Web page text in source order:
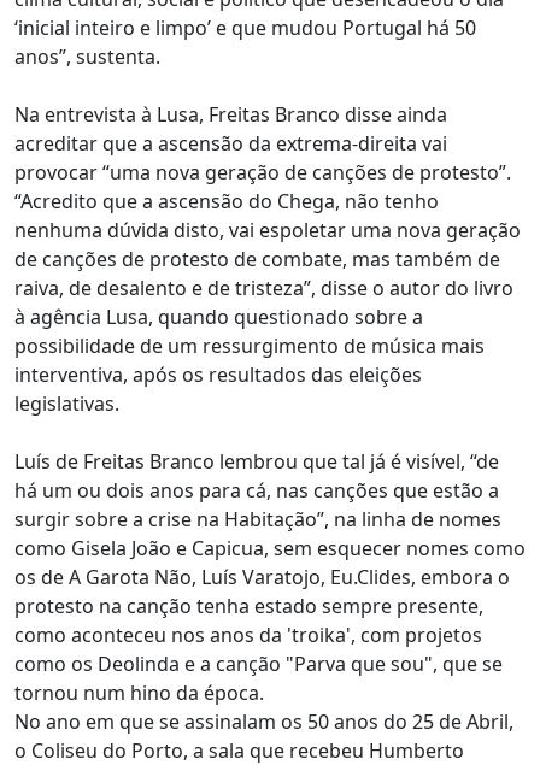
‘inicial inteiro e limpo’ e que mudou Portugal há 50
anos”, sustenta.
Na entrevista à Lusa, Freitas Branco disse ainda
acreditar que a ascensão da extrema-direita vai
provocar “uma nova geração de canções de protesto”.
“Acredito que a ascensão do Chega, não tenho
nenhuma dúvida disto, vai espoletar uma nova geração
de canções de protesto de combate, mas também de
raiva, de desalento e de tristeza”, disse o autor do livro
à agência Lusa, quando questionado sobre a
possibilidade de um ressurgimento de música mais
interventiva, após os resultados das eleições
legislativas.
Luís de Freitas Branco lembrou que tal já é visível, “de
há um ou dois anos para cá, nas canções que estão a
surgir sobre a crise na Habitação”, na linha de nomes
como Gisela João e Capicua, sem esquecer nomes como
os de A Garota Não, Luís Varatojo, Eu.Clides, embora o
protesto na canção tenha estado sempre presente,
como aconteceu nos anos da 'troika', com projetos
como os Deolinda e a canção "Parva que sou", que se
tornou num hino da época.
No ano em que se assinalam os 50 anos do 25 de Abril,
o Coliseu do Porto, a sala que recebeu Humberto